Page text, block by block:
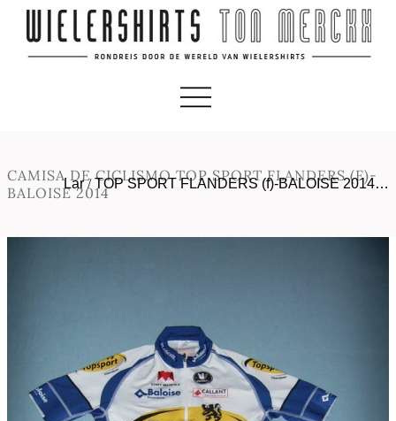
CAMISA DE CICLISMO TOP SPORT FLANDERS (F)-
BALOISE 2014
Lar/TOP SPORT FLANDERS (f)-BALOISE 2014…